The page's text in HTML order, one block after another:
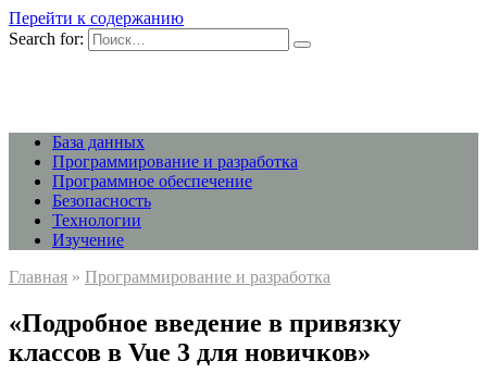
Перейти к содержанию
Search for:
База данных
Программирование и разработка
Программное обеспечение
Безопасность
Технологии
Изучение
Главная » Программирование и разработка
«Подробное введение в привязку
классов в Vue 3 для новичков»